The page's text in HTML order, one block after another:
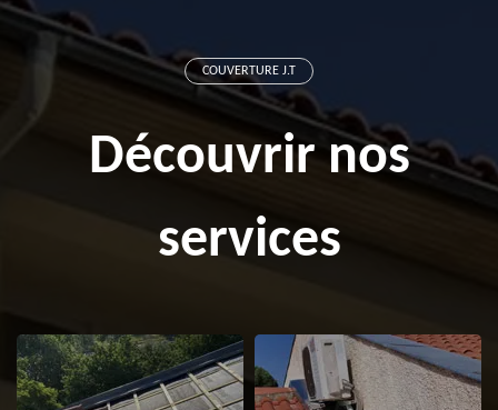
COUVERTURE J.T
Découvrir nos
services